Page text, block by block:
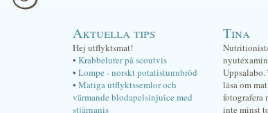
Aktuella tips
Hej utflyktsmat!
• Krabbelurer på scoutvis
• Lompe - norskt potatistunnbröd
• Matiga utflyktssemlor och
värmande blodapelsinjuice med
stjärnanis
Tina
läsa om
fotografera
inte minst